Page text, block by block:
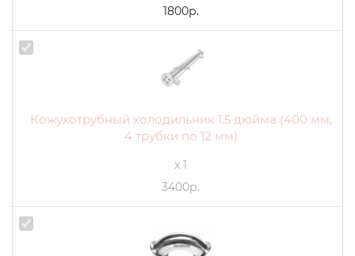
1800р.
Кожухотрубный холодильник 1.5 дюйма (400 мм,
4 трубки по 12 мм)
x 1
3400р.